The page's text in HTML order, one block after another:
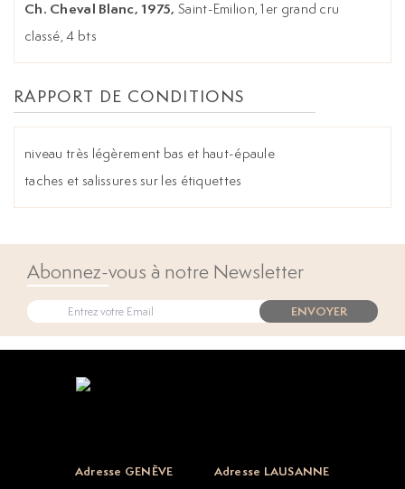
Ch. Cheval Blanc, 1975, Saint-Emilion, 1er grand cru
classé, 4 bts
RAPPORT DE CONDITIONS
niveau très légèrement bas et haut-épaule
taches et salissures sur les étiquettes
Abonnez-vous à notre Newsletter
ENVOYER
Adresse GENÈVE Adresse LAUSANNE